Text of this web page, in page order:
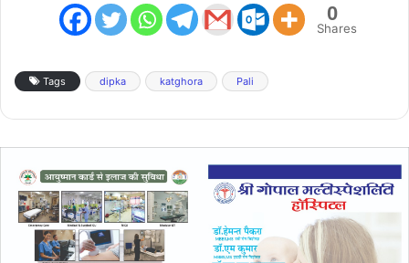
0
Shares
Tags dipka katghora Pali